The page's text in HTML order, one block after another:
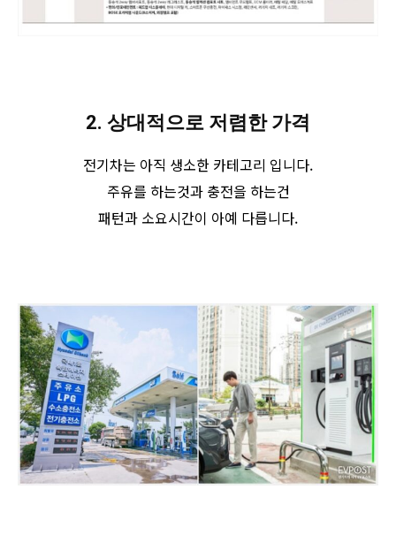
2. 상대적으로 저렴한 가격
전기차는 아직 생소한 카테고리 입니다.
주유를 하는것과 충전을 하는건
패턴과 소요시간이 아예 다릅니다.